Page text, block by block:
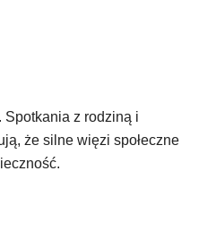
Spotkania z rodziną i
że silne więzi społeczne